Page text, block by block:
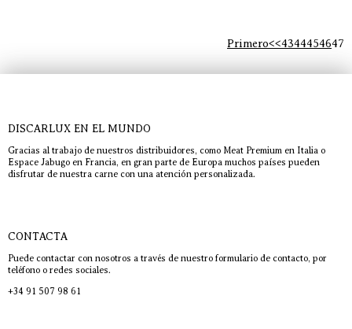
Primero<<4344454647
DISCARLUX EN EL MUNDO
Gracias al trabajo de nuestros distribuidores, como Meat Premium en Italia o
Espace Jabugo en Francia, en gran parte de Europa muchos países pueden
disfrutar de nuestra carne con una atención personalizada.
CONTACTA
Puede contactar con nosotros a través de nuestro formulario de contacto, por
teléfono o redes sociales.
+34 91 507 98 61